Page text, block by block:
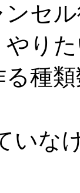
ンセ
やり
る種
な